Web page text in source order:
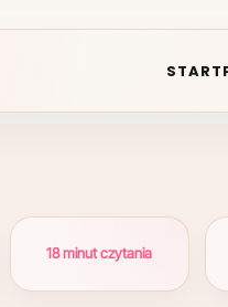
START
18 minut czytania